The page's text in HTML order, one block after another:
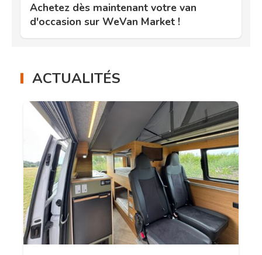
Achetez dès maintenant votre van
d'occasion sur WeVan Market !
ACTUALITÉS